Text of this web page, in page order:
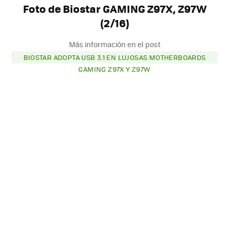
Foto de Biostar GAMING Z97X, Z97W
(2/16)
Más información en el post
BIOSTAR ADOPTA USB 3.1 EN LUJOSAS MOTHERBOARDS
GAMING Z97X Y Z97W